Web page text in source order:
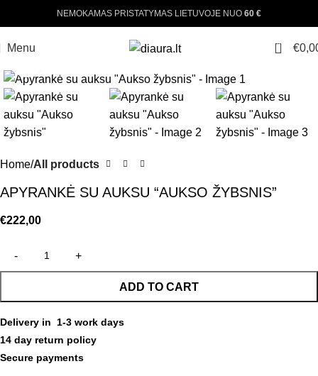
NEMOKAMAS PRISTATYMAS LIETUVOJE NUO 60 €
Menu 0 €
Home All products
APYRANKĖ SU AUKSU “AUKSO ŽYBSNIS”
€222,00
ADD TO CART
Delivery in 1-3 work days
14 day return policy
Secure payments